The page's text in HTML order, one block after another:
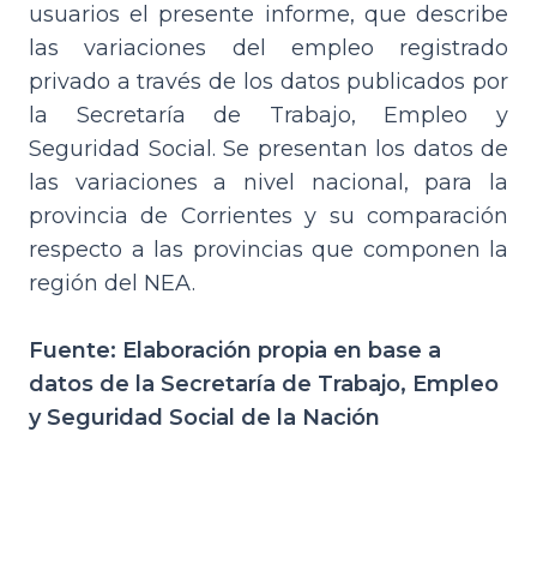
usuarios el presente informe, que describe
las variaciones del empleo registrado
privado a través de los datos publicados por
la Secretaría de Trabajo, Empleo y
Seguridad Social. Se presentan los datos de
las variaciones a nivel nacional, para la
provincia de Corrientes y su comparación
respecto a las provincias que componen la
región del NEA.
Fuente: Elaboración propia en base a
datos de la Secretaría de Trabajo, Empleo
y Seguridad Social de la Nación